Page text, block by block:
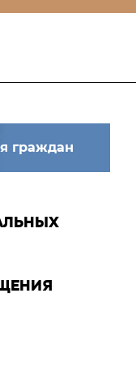
граждан